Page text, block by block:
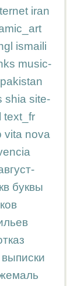
iran
ismaili
music-
pakistan
shia site-
text_fr
vita nova
буквы
выписки